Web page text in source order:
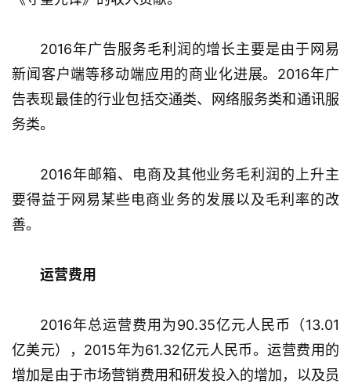
原
游
戏
业
界
机
游
戏
休
2016年广告服务毛利润的增长主要是由于网易
新闻客户端等移动端应用的商业化进展。2016年广
告表现最佳的行业包括交通类、网络服务类和通讯服
务类。
2016年邮箱、电商及其他业务毛利润的上升主
要得益于网易某些电商业务的发展以及毛利率的改
善。
运营费用
2016年总运营费用为90.35亿元人民币（13.01
亿美元），2015年为61.32亿元人民币。运营费用的
增加是由于市场营销费用和研发投入的增加，以及员